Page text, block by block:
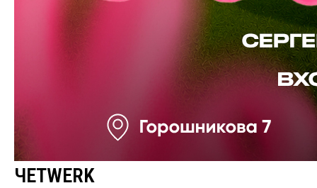
ЧЕTWERK